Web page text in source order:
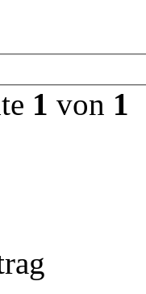
1 von 1